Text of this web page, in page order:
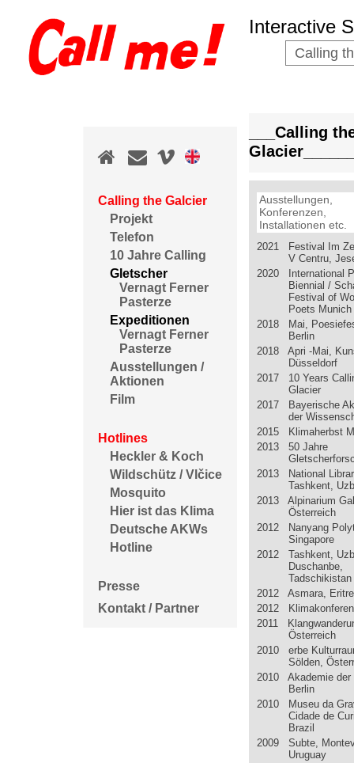
Calling the Galcier
Projekt
Telefon
10 Jahre Calling
Gletscher
Vernagt Ferner
Pasterze
Expeditionen
Vernagt Ferner
Pasterze
Ausstellungen /
Aktionen
Film
Hotlines
Heckler & Koch
Wildschütz / Vlčice
Mosquito
Hier ist das Klima
Deutsche AKWs
Hotline
Presse
Kontakt / Partner
Interactive
Calling
___Calling
Ausstellungen,
Konferenzen,
Installationen etc.
2021 Festival Im
V Centru,
2020 International
Biennial /
Festival of
Poets Munich
2018 Mai,
Berlin
2018 Apri -Mai,
Düsseldorf
2017 10 Years
Glacier
2017 Bayerische
der
2015 Klimaherbst
2013 50 Jahre
2013 National
Tashkent,
2013 Alpinarium
Österreich
2012 Nanyang
Singapore
2012 Tashkent,
Duschanbe,
Tadschikistan
2012 Asmara,
2012
2011
Österreich
2010 erbe
Sölden,
2010 Akademie der
Berlin
2010 Museu da
Cidade de
Brazil
2009 Subte,
Uruguay